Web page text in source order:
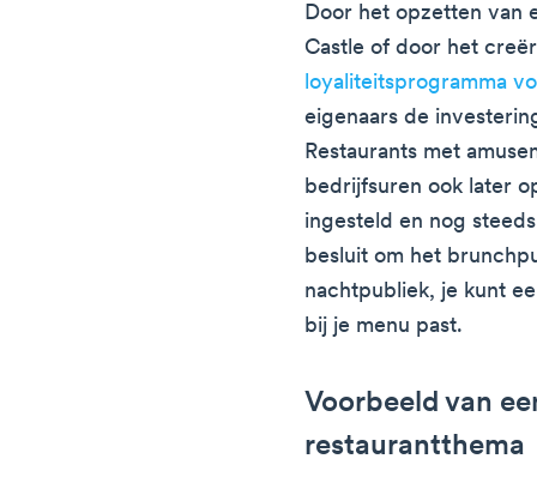
Door het opzetten van
Castle of door het
loyaliteitsprogramma
eigenaars de
Restaurants met
bedrijfsuren ook later
ingesteld en nog
besluit om het
nachtpubliek, je kunt
bij je menu past.
Voorbeeld van
restaurantthema